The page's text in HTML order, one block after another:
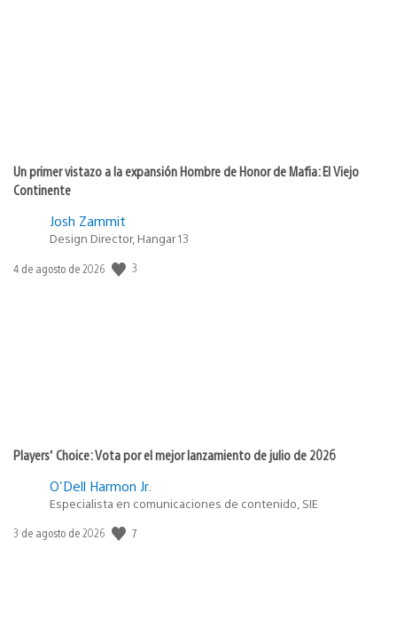
Un primer vistazo a la expansión Hombre de Honor de Mafia: El Viejo
Continente
Josh Zammit
Design Director, Hangar 13
Fecha
4 de agosto de 2026 3
Players’ Choice: Vota por el mejor lanzamiento de julio de 2026
O'Dell Harmon Jr.
Especialista en comunicaciones de contenido, SIE
Fecha
3 de agosto de 2026 7